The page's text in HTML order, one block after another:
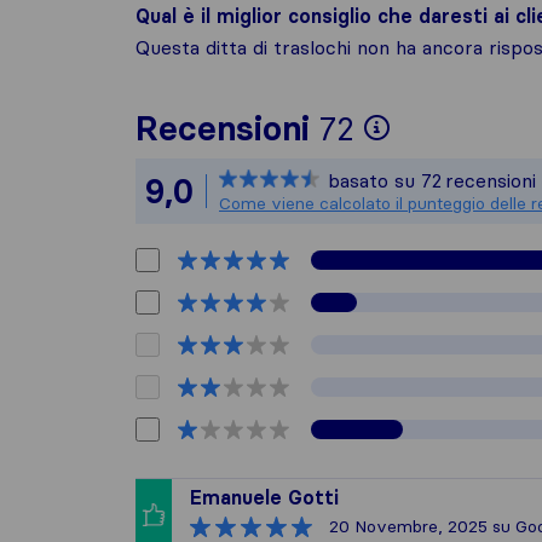
Qual è il miglior consiglio che daresti ai
Questa ditta di traslochi non ha ancora
Recensioni 72
Per avere
Tutte le
9,0 basato su 72 recensioni
Come viene calcolato il punteggio delle
Emanuele Gotti
20 Novembre, 2025 su